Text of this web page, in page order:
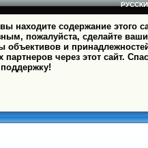
находите содержание этого
пожалуйста, сделайте ваши
объективов и
партнеров через этот сайт.